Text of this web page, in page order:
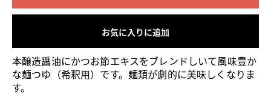
お気に入りに追加
本醸造醤油にかつお節エキスをブレンドしいて風味豊か
な麺つゆ（希釈用）です。麺類が劇的に美味しくなりま
す。